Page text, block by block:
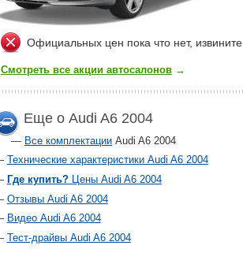
Официальных цен пока что нет, извините.
Смотреть все акции автосалонов →
Еще о Audi A6 2004
Все комплектации Audi A6 2004
Технические характеристики Audi A6 2004
Где купить?Цены Audi A6 2004
Отзывы Audi A6 2004
Видео Audi A6 2004
Тест-драйвы Audi A6 2004